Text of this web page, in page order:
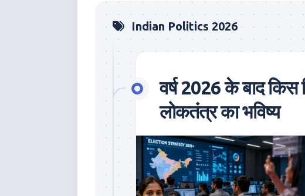
Indian Politics 2026
वर्ष 2026 के बाद किस
लोकतंत्र का भविष्य